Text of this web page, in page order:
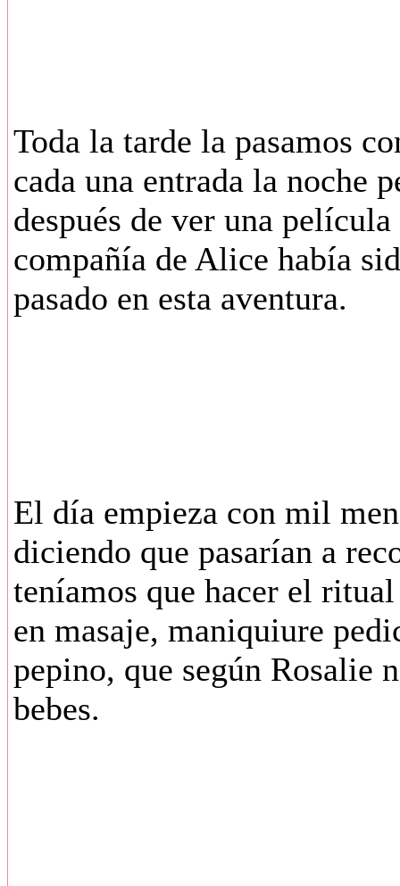
Toda la tarde la pasamos
cada una entrada la noche
después de ver una
compañía de Alice había
pasado en esta aventura.
El día empieza con mil
diciendo que pasarían a
teníamos que hacer el
en masaje, maniquiure
pepino, que según Rosalie
bebes.